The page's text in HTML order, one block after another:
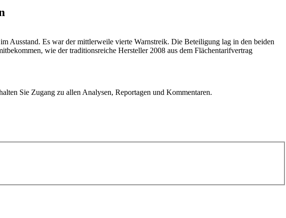
Ausstand. Es war der mittlerweile vierte Warnstreik. Die Beteiligung lag in den beiden
wie der traditionsreiche Hersteller 2008 aus dem Flächentarifvertrag
Sie Zugang zu allen Analysen, Reportagen und Kommentaren.